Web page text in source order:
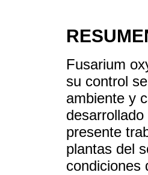
Fusarium
su control
ambiente y
presente
plantas del
condiciones